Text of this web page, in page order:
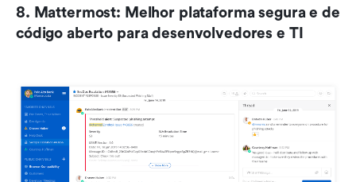
8. Mattermost: Melhor plataforma segura e de
código aberto para desenvolvedores e TI